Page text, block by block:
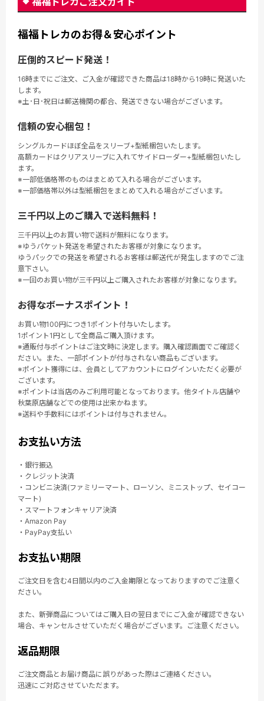
福福トレカのお得＆安心ポイント
圧倒的スピード発送！
16時までにご注文、ご入金が確認できた商品は18時から19時に発送いた
します。
※土･日･祝日は郵送機関の都合、発送できない場合がございます。
信頼の安心梱包！
シングルカードほぼ全品をスリーブ+型紙梱包いたします。
高額カードはクリアスリーブに入れてサイドローダー+型紙梱包いたし
ます。
※一部低価格帯のものはまとめて入れる場合がございます。
※一部価格帯以外は型紙梱包をまとめて入れる場合がございます。
三千円以上のご購入で送料無料！
三千円以上のお買い物で送料が無料になります。
※ゆうパケット発送を希望されたお客様が対象になります。
ゆうパックでの発送を希望されるお客様は郵送代が発生しますのでご注
意下さい。
※一回のお買い物が三千円以上ご購入されたお客様が対象になります。
お得なボーナスポイント！
お買い物100円につき1ポイント付与いたします。
1ポイント1円として全商品ご購入頂けます。
※通販付与ポイントはご注文時に決定します。購入確認画面でご確認く
ださい。また、一部ポイントが付与されない商品もございます。
※ポイント獲得には、会員としてアカウントにログインいただく必要が
ございます。
※ポイントは当店のみご利用可能となっております。他タイトル店舗や
秋葉原店舗などでの使用は出来かねます。
※送料や手数料にはポイントは付与されません。
お支払い方法
・銀行振込
・クレジット決済
・コンビニ決済(ファミリーマート、ローソン、ミニストップ、セイコー
マート)
・スマートフォンキャリア決済
・Amazon Pay
・PayPay支払い
お支払い期限
ご注文日を含む4日間以内のご入金期限となっておりますのでご注意く
ださい。
また、新弾商品についてはご購入日の翌日までにご入金が確認できない
場合、キャンセルさせていただく場合がございます。ご注意ください。
返品期限
ご注文商品とお届け商品に誤りがあった際はご連絡ください。
迅速にご対応させていただます。